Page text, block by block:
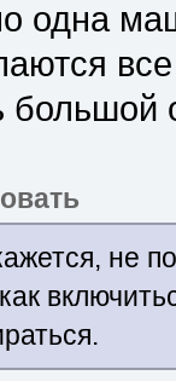
одна
все
большой
не